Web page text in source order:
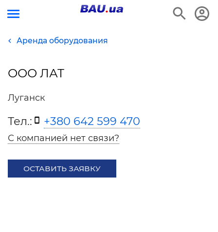
Аренда оборудования
ООО ЛАТ
Луганск
Тел.: +380 642 599 470
С компанией нет связи?
ОСТАВИТЬ ЗАЯВКУ